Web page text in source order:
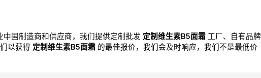
中国制造商和供应商，我们提供定制批发 定制维生素B5面霜 工厂、自有品牌
以获得 定制维生素B5面霜 的最佳报价，我们会及时响应，我们不是最低价